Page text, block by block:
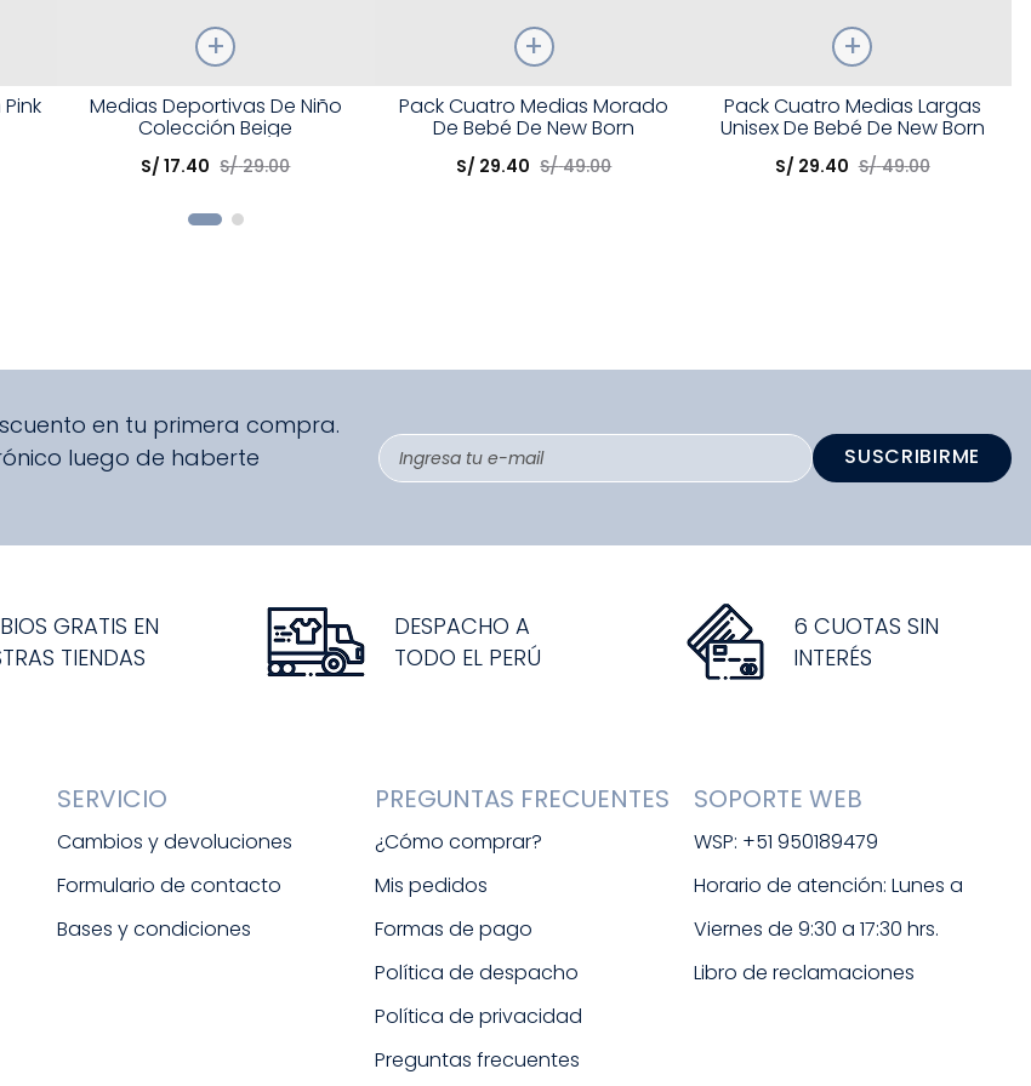
Talla
Elige una opción
Medias Deportivas De Niño
Colección Beige
S/ 17.40 S/ 29.00
Talla
Elige una opción
Pack Cuatro Medias Morado
De Bebé De New Born
S/ 29.40 S/ 49.00
Talla
Elige una opción
Pack Cuatro Medias Largas
Unisex De Bebé De New Born
S/ 29.40 S/ 49.00
en tu primera compra.
luego de haberte
SUSCRIBIRME
GRATIS EN
TIENDAS
DESPACHO A
TODO EL PERÚ
6 CUOTAS SIN
INTERÉS
SERVICIO
Cambios y devoluciones
Formulario de contacto
Bases y condiciones
PREGUNTAS FRECUENTES
¿Cómo comprar?
Mis pedidos
Formas de pago
Política de despacho
Política de privacidad
Preguntas frecuentes
SOPORTE WEB
WSP: +51 950189479
Horario de atención: Lunes a
Viernes de 9:30 a 17:30 hrs.
Libro de reclamaciones